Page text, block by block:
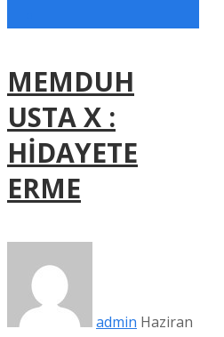
MEMDUH
USTA X :
HİDAYETE
ERME
admin Haziran